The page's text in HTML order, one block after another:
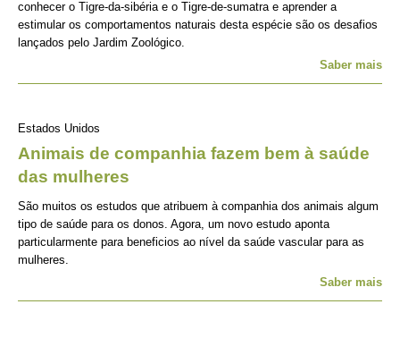
conhecer o Tigre-da-sibéria e o Tigre-de-sumatra e aprender a
estimular os comportamentos naturais desta espécie são os desafios
lançados pelo Jardim Zoológico.
Saber mais
Estados Unidos
Animais de companhia fazem bem à saúde
das mulheres
São muitos os estudos que atribuem à companhia dos animais algum
tipo de saúde para os donos. Agora, um novo estudo aponta
particularmente para beneficios ao nível da saúde vascular para as
mulheres.
Saber mais